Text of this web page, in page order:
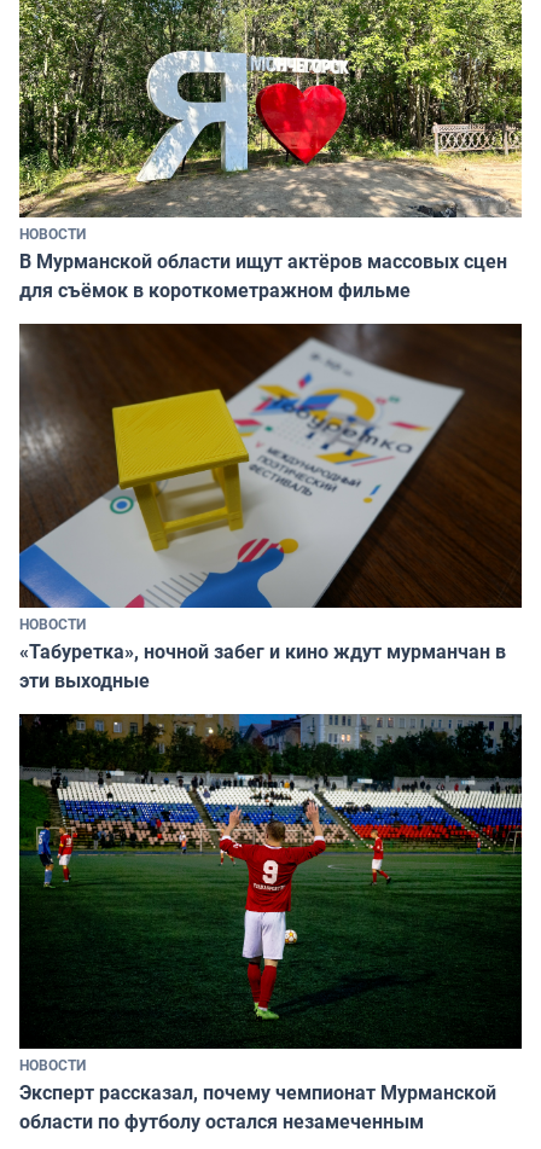
НОВОСТИ
В Мурманской области ищут актёров массовых сцен
для съёмок в короткометражном фильме
НОВОСТИ
«Табуретка», ночной забег и кино ждут мурманчан в
эти выходные
НОВОСТИ
Эксперт рассказал, почему чемпионат Мурманской
области по футболу остался незамеченным